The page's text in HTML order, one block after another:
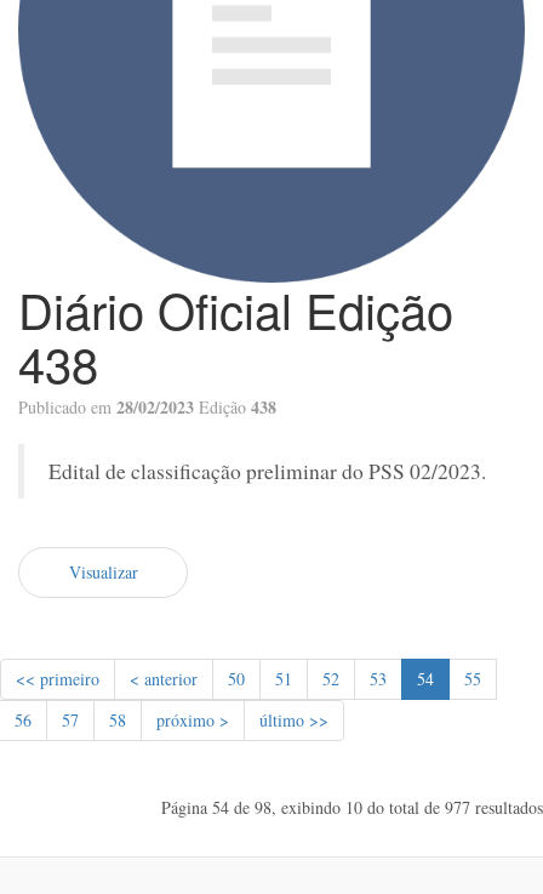
Diário Oficial Edição
438
Publicado em 28/02/2023 Edição 438
Edital de classificação preliminar do PSS 02/2023.
Visualizar
<< primeiro < anterior 50 51 52 53 54
55
56
57 58 próximo > último >>
Página 54 de 98, exibindo 10 do total de 977 resultados